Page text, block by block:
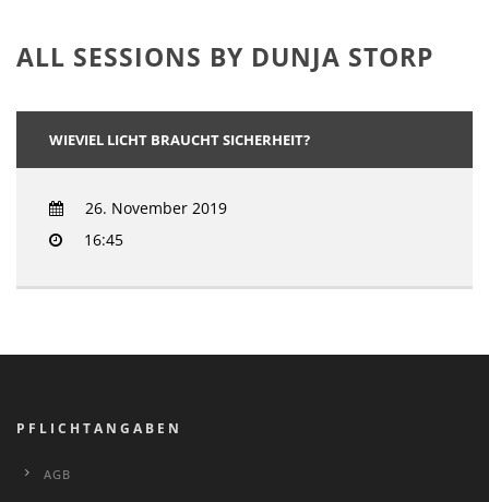
ALL SESSIONS BY DUNJA STORP
WIEVIEL LICHT BRAUCHT SICHERHEIT?
26. November 2019
16:45
PFLICHTANGABEN
AGB